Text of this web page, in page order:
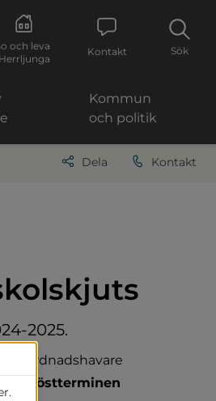
och leva
Kontakt Sök
Kommun
och politik
Dela Kontakt
2025.
vårdnadshavare
till höstterminen